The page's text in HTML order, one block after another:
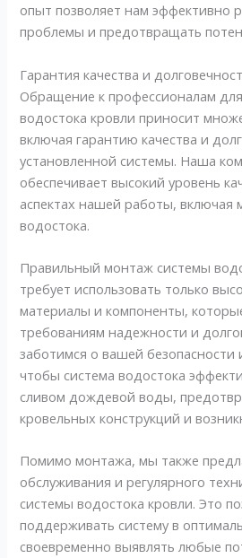
опыт позволяет нам эффективно
проблемы и предотвращать
Гарантия качества и
Обращение к профессионалам
водостока кровли приносит
включая гарантию качества и
установленной системы. Наша
обеспечивает высокий уровень
аспектах нашей работы, включая
водостока.
Правильный монтаж системы
требует использовать только
материалы и компоненты,
требованиям надежности и
заботимся о вашей безопасности
чтобы система водостока
сливом дождевой воды,
кровельных конструкций и
Помимо монтажа, мы также
обслуживания и регулярного
системы водостока кровли. Это
поддерживать систему в
своевременно выявлять любые